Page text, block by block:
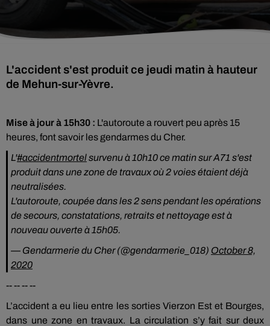
L'accident s'est produit ce jeudi matin à hauteur
de Mehun-sur-Yèvre.
Mise à jour à 15h30 : L'autoroute a rouvert peu après 15
heures, font savoir les gendarmes du Cher.
L'#accidentmortelsurvenu à 10h10 ce matin sur A71 s'est
produit dans une zone de travaux où 2 voies étaient déjà
neutralisées.
L'autoroute, coupée dans les 2 sens pendant les opérations
de secours, constatations, retraits et nettoyage est à
nouveau ouverte à 15h05.
— Gendarmerie du Cher (@gendarmerie_018) October 8,
2020
-- -- -- --
L’accident a eu lieu entre les sorties Vierzon Est et Bourges,
dans une zone en travaux. La circulation s’y fait sur deux